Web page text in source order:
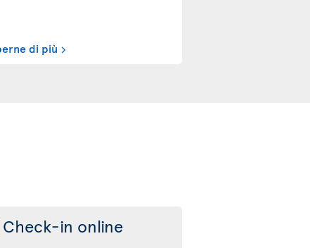
di più
Check-in online